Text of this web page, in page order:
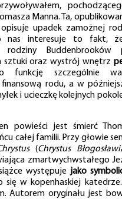
Manna. Ta,
upadek zamożnej
nas interesuje to fakt,
rodziny Buddenbrooków
sztuki oraz wystrój wnętrz
szczególnie
rodu, a w
i ucieczkę kolejnych
powieści jest śmierć
całej familii. Przy głowie
(Chrystus
zmartwychwstałego
występuje jako
się w kopenhaskiej
Autorem oryginału jest